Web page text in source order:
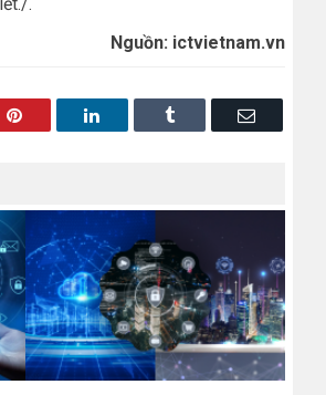
Nguồn: ictvietnam.vn
Pinterest LinkedIn Tumblr Email